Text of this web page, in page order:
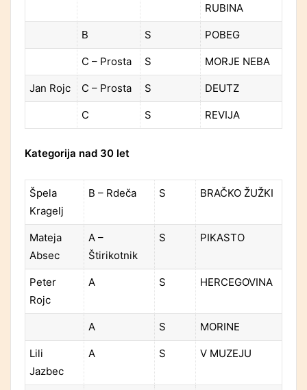
RUBINA
B S POBEG
C – Prosta S MORJE NEBA
Jan Rojc C – Prosta S DEUTZ
C S REVIJA
Kategorija nad 30 let
Špela
Kragelj
B – Rdeča S BRAČKO ŽUŽKI
Mateja
Absec
A –
Štirikotnik
S PIKASTO
Peter
Rojc
A S HERCEGOVINA
A S MORINE
Lili
Jazbec
A S V MUZEJU